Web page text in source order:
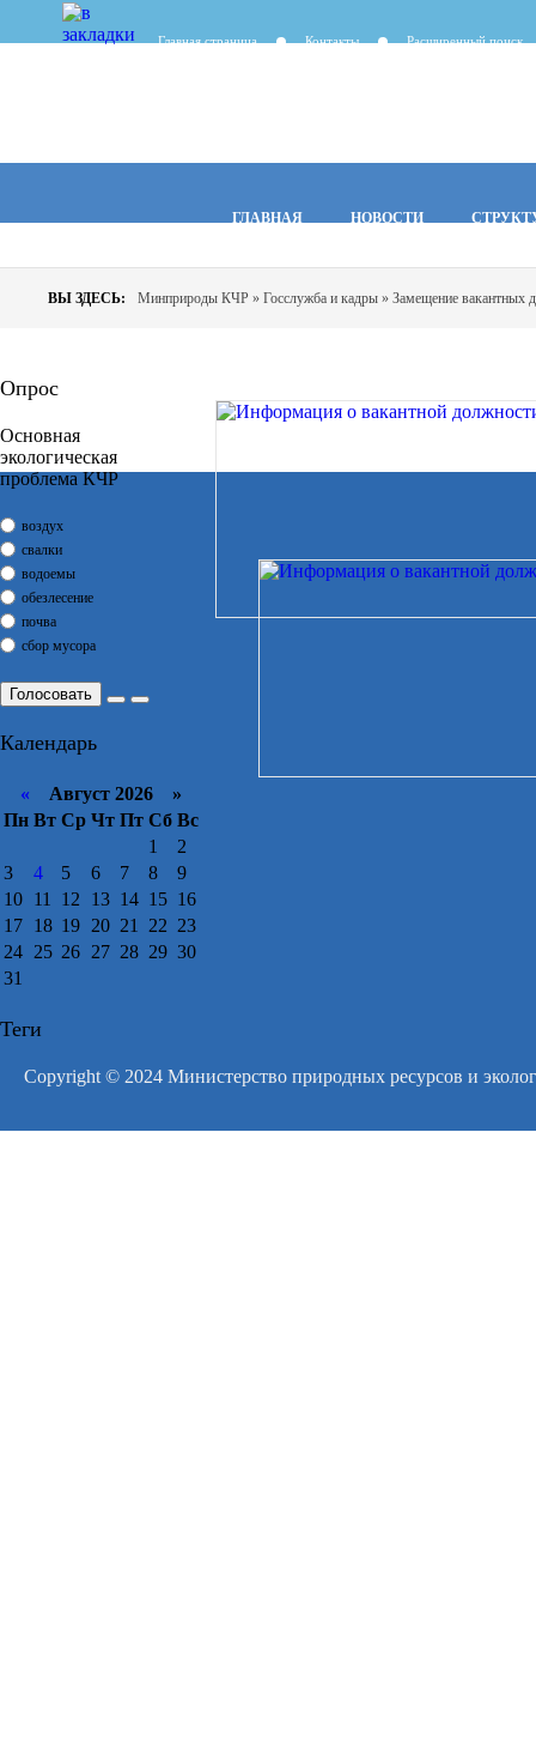
Главная страница Контакты Расширенный поиск
ГЛАВНАЯ НОВОСТИ
ВЫ ЗДЕСЬ: Минприроды КЧР » Госслужба и кадры » Замещение вакантных
Опрос
Основная
экологическая
проблема КЧР
воздух
свалки
водоемы
обезлесение
почва
сбор мусора
Голосовать
Календарь
« Август 2026 »
Пн Вт Ср Чт Пт Сб Вс
1
2
3
4 5 6 7 8
9
10 11 12 13 14 15 16
17 18 19 20 21 22 23
24 25 26 27 28 29 30
31
Теги
Copyright © 2024 Министерство природных ресурсов и